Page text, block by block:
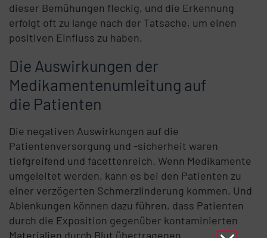
dieser Bemühungen fleckig, und die Erkennung
erfolgt oft zu lange nach der Tatsache, um einen
positiven Einfluss zu haben.
Die Auswirkungen der
Medikamentenumleitung auf
die Patienten
Die negativen Auswirkungen auf die
Patientenversorgung und -sicherheit waren
tiefgreifend und facettenreich. Wenn Medikamente
umgeleitet werden, kann es bei den Patienten zu
einer verzögerten Schmerzlinderung kommen. Und
Ablenkungen können dazu führen, dass Patienten
durch die Exposition gegenüber kontaminierten
Materialien durch Blut übertragenen